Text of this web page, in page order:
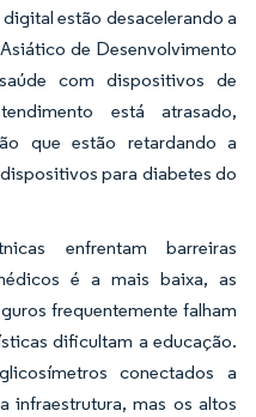
estão desacelerando a
de Desenvolvimento
com dispositivos de
está atrasado,
que estão retardando a
para diabetes do
enfrentam barreiras
é a mais baixa, as
frequentemente falham
dificultam a educação.
conectados a
infraestrutura, mas os altos